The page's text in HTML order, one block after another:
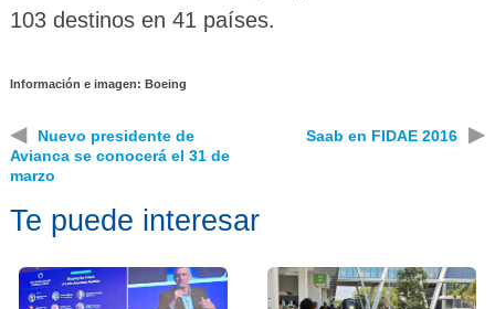
103 destinos en 41 países.
Información e imagen: Boeing
◀
Nuevo presidente de
Avianca se conocerá el 31 de
marzo
Saab en FIDAE 2016 ▶
Te puede interesar